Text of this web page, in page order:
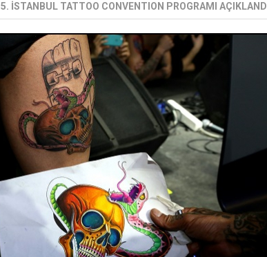
5. İSTANBUL TATTOO CONVENTION PROGRAMI AÇIKLANDI